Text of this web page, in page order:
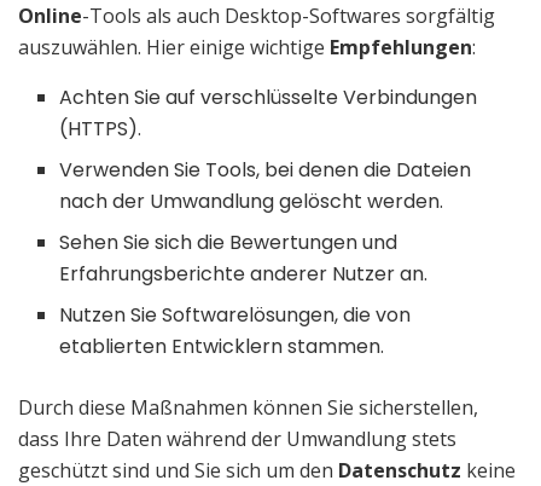
Online-Tools als auch Desktop-Softwares sorgfältig
auszuwählen. Hier einige wichtige Empfehlungen:
Achten Sie auf verschlüsselte Verbindungen
(HTTPS).
Verwenden Sie Tools, bei denen die Dateien
nach der Umwandlung gelöscht werden.
Sehen Sie sich die Bewertungen und
Erfahrungsberichte anderer Nutzer an.
Nutzen Sie Softwarelösungen, die von
etablierten Entwicklern stammen.
Durch diese Maßnahmen können Sie sicherstellen,
dass Ihre Daten während der Umwandlung stets
geschützt sind und Sie sich um den Datenschutz keine